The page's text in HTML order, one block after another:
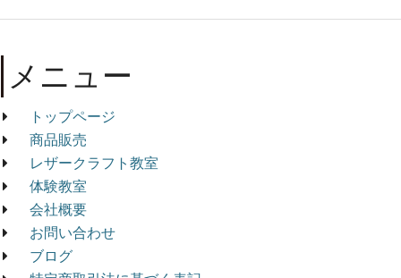
メニュー
トップページ
商品販売
レザークラフト教室
体験教室
会社概要
お問い合わせ
ブログ